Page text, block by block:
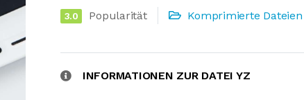
3.0 Popularität Komprimierte Dateien
INFORMATIONEN ZUR DATEI YZ